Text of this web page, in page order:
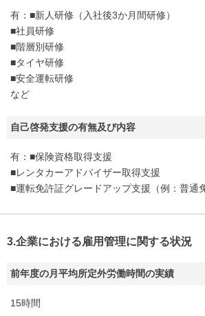
有：■新人研修（入社後3か月間研修）
■社員研修
■階層別研修
■タイヤ研修
■安全運転研修
など
自己啓発支援の有無及び内容
有：■保険資格取得支援
■レンタカーアドバイザー取得支援
■運転免許証グレードアップ支援（例：普通
3.企業における雇用管理に関する状況
前年度の月平均所定外労働時間の実績
15時間